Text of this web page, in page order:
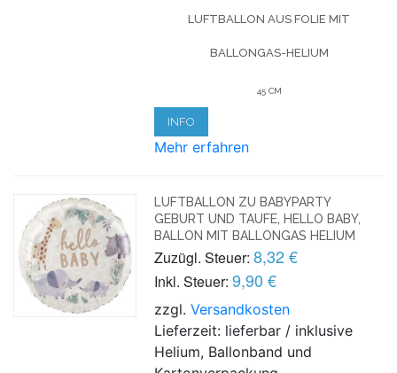
LUFTBALLON AUS FOLIE MIT
BALLONGAS-HELIUM
45 CM
INFO
Mehr erfahren
LUFTBALLON ZU BABYPARTY
GEBURT UND TAUFE, HELLO BABY,
BALLON MIT BALLONGAS HELIUM
Zuzügl. Steuer: 8,32 €
Inkl. Steuer: 9,90 €
zzgl.Versandkosten
Lieferzeit: lieferbar / inklusive
Helium, Ballonband und